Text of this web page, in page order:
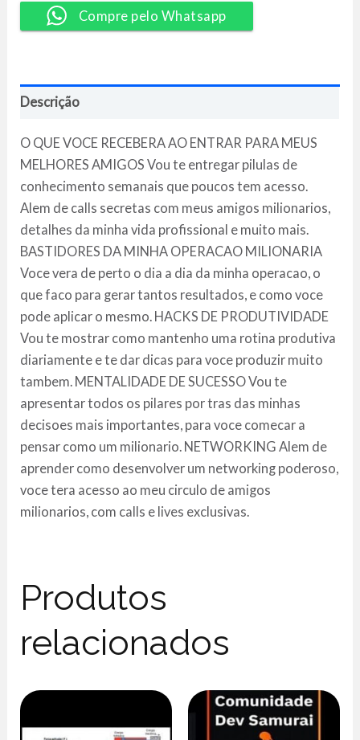
quantidade
Compre pelo Whatsapp
Descrição
O QUE VOCE RECEBERA AO ENTRAR PARA MEUS
MELHORES AMIGOS Vou te entregar pilulas de
conhecimento semanais que poucos tem acesso.
Alem de calls secretas com meus amigos milionarios,
detalhes da minha vida profissional e muito mais.
BASTIDORES DA MINHA OPERACAO MILIONARIA
Voce vera de perto o dia a dia da minha operacao, o
que faco para gerar tantos resultados, e como voce
pode aplicar o mesmo. HACKS DE PRODUTIVIDADE
Vou te mostrar como mantenho uma rotina produtiva
diariamente e te dar dicas para voce produzir muito
tambem. MENTALIDADE DE SUCESSO Vou te
apresentar todos os pilares por tras das minhas
decisoes mais importantes, para voce comecar a
pensar como um milionario. NETWORKING Alem de
aprender como desenvolver um networking poderoso,
voce tera acesso ao meu circulo de amigos
milionarios, com calls e lives exclusivas.
Produtos
relacionados